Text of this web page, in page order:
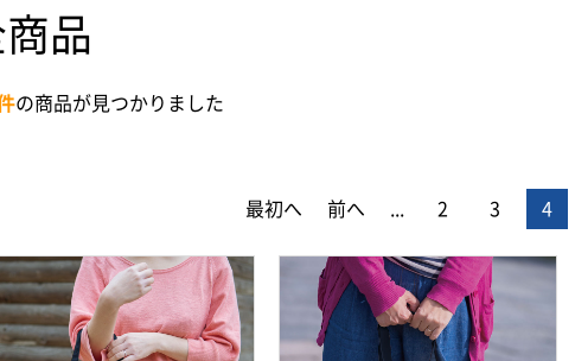
品
の商品が見つかりました
最初へ 前へ 2 3 4